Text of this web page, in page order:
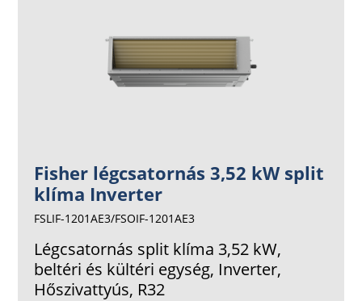
Fisher légcsatornás 3,52 kW split
klíma Inverter
FSLIF-1201AE3/FSOIF-1201AE3
Légcsatornás split klíma 3,52 kW,
beltéri és kültéri egység, Inverter,
Hőszivattyús, R32